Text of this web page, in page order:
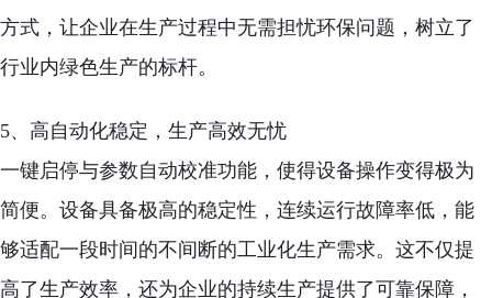
方式，让企业在生产过程中无需担忧环保问题，树立了
行业内绿色生产的标杆。
5、高自动化稳定，生产高效无忧
一键启停与参数自动校准功能，使得设备操作变得极为
简便。设备具备极高的稳定性，连续运行故障率低，能
够适配一段时间的不间断的工业化生产需求。这不仅提
高了生产效率，还为企业的持续生产提供了可靠保障，